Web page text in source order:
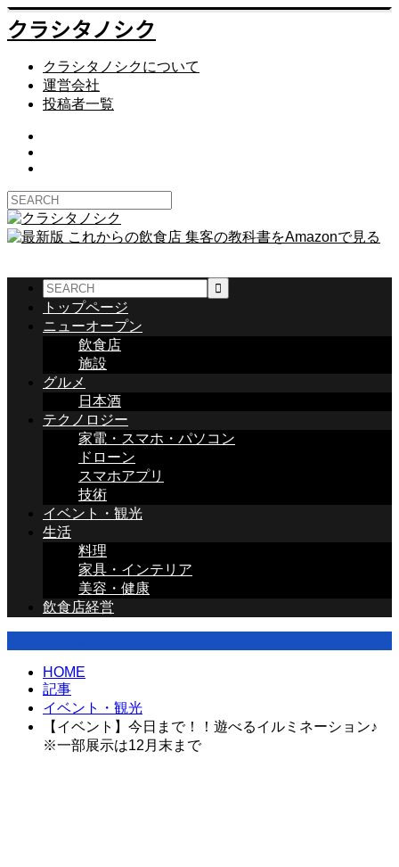
クラシタノシク
クラシタノシクについて
運営会社
投稿者一覧
トップページ
ニューオープン
飲食店
施設
グルメ
日本酒
テクノロジー
家電・スマホ・パソコン
ドローン
スマホアプリ
技術
イベント・観光
生活
料理
家具・インテリア
美容・健康
飲食店経営
HOME
記事
イベント・観光
【イベント】今日まで！！遊べるイルミネーション♪
※一部展示は12月末まで